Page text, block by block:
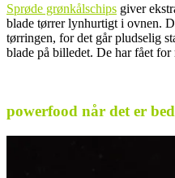
Sprøde grønkålschips giver
blade tørrer lynhurtigt i ovnen.
tørringen, for det går pludselig
blade på billedet. De har fået for
powerfood når det er